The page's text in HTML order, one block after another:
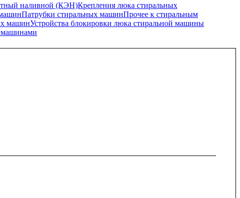
наливной (КЭН)Крепления люка стиральных
Патрубки стиральных машинПрочее к стиральным
машинУстройства блокировки люка стиральной машины
машинами